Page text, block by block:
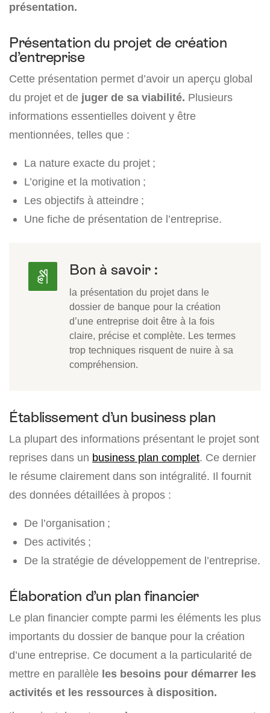
présentation.
Présentation du projet de création
d’entreprise
Cette présentation permet d’avoir un aperçu global
du projet et de juger de sa viabilité. Plusieurs
informations essentielles doivent y être
mentionnées, telles que :
La nature exacte du projet ;
L’origine et la motivation ;
Les objectifs à atteindre ;
Une fiche de présentation de l’entreprise.
Bon à savoir :
la présentation du projet dans le
dossier de banque pour la création
d’une entreprise doit être à la fois
claire, précise et complète. Les termes
trop techniques risquent de nuire à sa
compréhension.
Établissement d’un business plan
La plupart des informations présentant le projet sont
reprises dans un business plan complet. Ce dernier
le résume clairement dans son intégralité. Il fournit
des données détaillées à propos :
De l’organisation ;
Des activités ;
De la stratégie de développement de l’entreprise.
Élaboration d’un plan financier
Le plan financier compte parmi les éléments les plus
importants du dossier de banque pour la création
d’une entreprise. Ce document a la particularité de
mettre en parallèle les besoins pour démarrer les
activités et les ressources à disposition.